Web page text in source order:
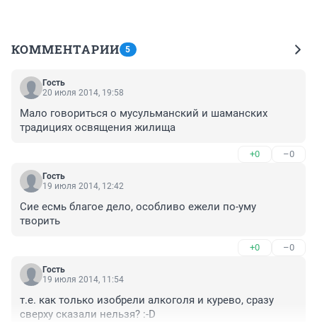
КОММЕНТАРИИ 5
Гость
20 июля 2014, 19:58
Мало говориться о мусульманский и шаманских
традициях освящения жилища
+0 –0
Гость
19 июля 2014, 12:42
Сие есмь благое дело, особливо ежели по-уму
творить
+0 –0
Гость
19 июля 2014, 11:54
т.е. как только изобрели алкоголя и курево, сразу
сверху сказали нельзя? :-D